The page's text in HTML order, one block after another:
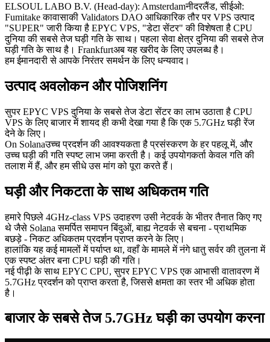
ELSOUL LABO B.V. (Head-day): Amsterdamनीदरलैंड, सीईओ:
Fumitake कावासाकी Validators DAO आधिकारिक तौर पर VPS उत्पाद
"SUPER" जारी किया है EPYC VPS, "डेटा सेंटर" की विशेषता है CPU
दुनिया की सबसे तेज घड़ी गति के साथ। पहला सेवा क्षेत्र दुनिया की सबसे तेज
घड़ी गति के साथ है। Frankfurtअब यह खरीद के लिए उपलब्ध है।
हम ईमानदारी से आपके निरंतर समर्थन के लिए धन्यवाद।
उत्पाद अवलोकन और पोजिशनिंग
सुपर EPYC VPS दुनिया के सबसे तेज डेटा सेंटर का लाभ उठाता है CPU
VPS के लिए बाजार में शायद ही कभी देखा गया है कि एक 5.7GHz घड़ी रेंज
देने के लिए।
On Solanaउच्च प्रदर्शन की आवश्यकता है प्रसंस्करण के हर पहलू में, और
उच्च घड़ी की गति स्पष्ट लाभ जमा करती है। कई उपयोगकर्ता केवल गति की
तलाश में हैं, और हम सीधे उस मांग को पूरा करते हैं।
घड़ी और निकटता के साथ अधिकतम गति
हमारे पिछले 4GHz-class VPS उदाहरण उसी नेटवर्क के भीतर तैनात किए गए
थे जैसे Solana समर्पित समापन बिंदुओं, बाह्य नेटवर्क से बचना - प्राथमिक
बछड़े - निकट अधिकतम प्रदर्शन प्राप्त करने के लिए।
हालांकि यह कई मामलों में पर्याप्त था, वहाँ के मामले में नंगे धातु सर्वर की तुलना में
एक स्पष्ट अंतर बना CPU घड़ी की गति।
नई पीढ़ी के साथ EPYC CPU, सुपर EPYC VPS एक आभासी वातावरण में
5.7GHz प्रदर्शन को प्राप्त करता है, जिससे क्षमता का स्तर भी अधिक होता
है।
बाजार के सबसे तेज 5.7GHz घड़ी का उपयोग करना